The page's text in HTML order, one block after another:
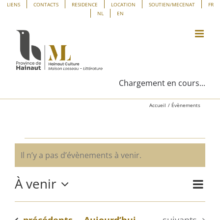
Panneau de gestion des cookies
Passer
contenu
LIENS CONTACTS RESIDENCE LOCATION SOUTIEN/MECENAT
FR
NL
EN
Chargement en cours...
Accueil Évènements
Évènements
Notice
Il n’y a pas d’évènements à venir.
Liste
À venir
Sélectionnez